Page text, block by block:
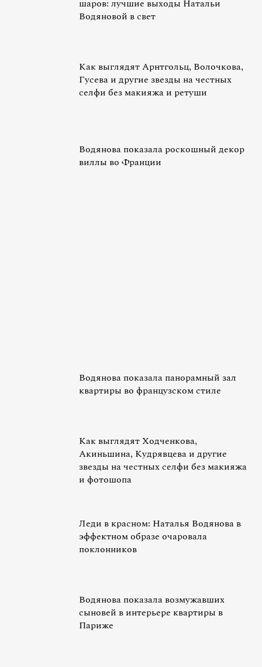
шаров: лучшие выходы Натальи
Водяновой в свет
Как выглядят Арнтгольц, Волочкова,
Гусева и другие звезды на честных
селфи без макияжа и ретуши
Водянова показала роскошный декор
виллы во Франции
Водянова показала панорамный зал
квартиры во французском стиле
Как выглядят Ходченкова,
Акиньшина, Кудрявцева и другие
звезды на честных селфи без макияжа
и фотошопа
Леди в красном: Наталья Водянова в
эффектном образе очаровала
поклонников
Водянова показала возмужавших
сыновей в интерьере квартиры в
Париже